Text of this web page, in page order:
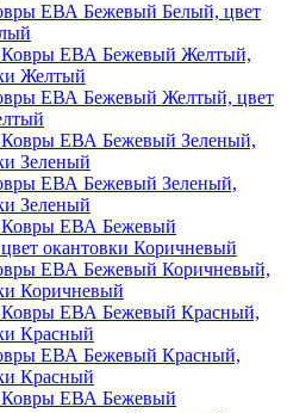
ЕВА Бежевый Белый, цвет
ЕВА Бежевый Желтый, цвет
ЕВА Бежевый Зеленый,
Зеленый
ЕВА Бежевый Коричневый,
Коричневый
ЕВА Бежевый Красный,
Красный